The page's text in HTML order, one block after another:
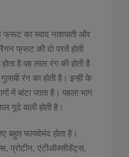
फ्रूट का स्वाद नाशपाती और
फ्रूट की दो परतें होती
है वह लाल रंग की होती है
रंग का होती है। इन्हीं के
में बांटा जाता है। पहला भाग
गूदे वाली होती है।
बहुत फायदेमंद होता है।
प्रोटीन, एंटीऑक्सीडेंट्स,